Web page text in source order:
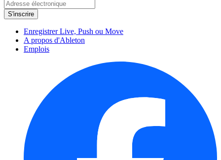
Enregistrer Live, Push ou Move
A propos d'Ableton
Emplois